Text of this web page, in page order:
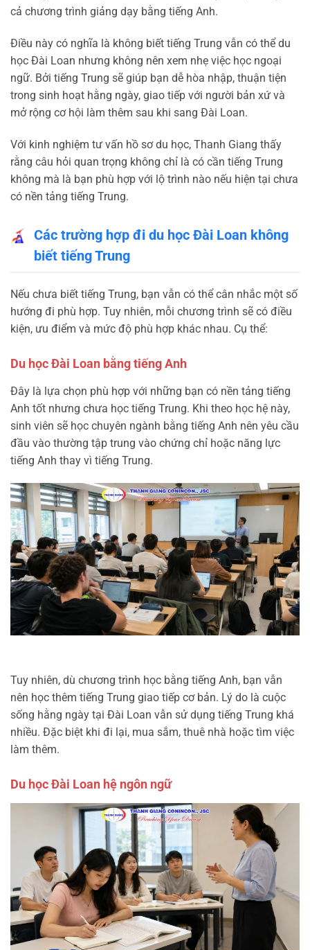
cả chương trình giảng dạy bằng tiếng Anh.
Điều này có nghĩa là không biết tiếng Trung vẫn có thể du
học Đài Loan nhưng không nên xem nhẹ việc học ngoại
ngữ. Bởi tiếng Trung sẽ giúp bạn dễ hòa nhập, thuận tiện
trong sinh hoạt hằng ngày, giao tiếp với người bản xứ và
mở rộng cơ hội làm thêm sau khi sang Đài Loan.
Với kinh nghiệm tư vấn hồ sơ du học, Thanh Giang thấy
rằng câu hỏi quan trọng không chỉ là có cần tiếng Trung
không mà là bạn phù hợp với lộ trình nào nếu hiện tại chưa
có nền tảng tiếng Trung.
Các trường hợp đi du học Đài Loan không
biết tiếng Trung
Nếu chưa biết tiếng Trung, bạn vẫn có thể cân nhắc một số
hướng đi phù hợp. Tuy nhiên, mỗi chương trình sẽ có điều
kiện, ưu điểm và mức độ phù hợp khác nhau. Cụ thể:
Du học Đài Loan bằng tiếng Anh
Đây là lựa chọn phù hợp với những bạn có nền tảng tiếng
Anh tốt nhưng chưa học tiếng Trung. Khi theo học hệ này,
sinh viên sẽ học chuyên ngành bằng tiếng Anh nên yêu cầu
đầu vào thường tập trung vào chứng chỉ hoặc năng lực
tiếng Anh thay vì tiếng Trung.
Tuy nhiên, dù chương trình học bằng tiếng Anh, bạn vẫn
nên học thêm tiếng Trung giao tiếp cơ bản. Lý do là cuộc
sống hằng ngày tại Đài Loan vẫn sử dụng tiếng Trung khá
nhiều. Đặc biệt khi đi lại, mua sắm, thuê nhà hoặc tìm việc
làm thêm.
Du học Đài Loan hệ ngôn ngữ